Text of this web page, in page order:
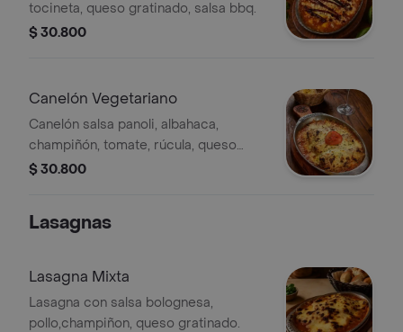
tocineta, queso gratinado, salsa bbq.
$ 30.800
Canelón Vegetariano
Canelón salsa panoli, albahaca,
champiñón, tomate, rúcula, queso
gratinado, salsa de ajo en aceite de
$ 30.800
Lasagnas
Lasagna Mixta
Lasagna con salsa bolognesa,
pollo,champiñon, queso gratinado.